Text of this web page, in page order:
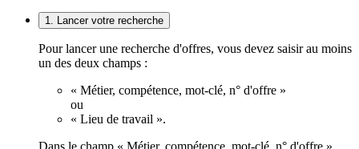
1. Lancer votre recherche
Pour lancer une recherche d'offres, vous devez saisir au moins
un des deux champs :
« Métier, compétence, mot-clé, n° d'offre »
ou
« Lieu de travail ».